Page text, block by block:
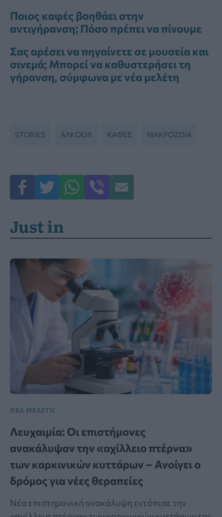
Ποιος καφές βοηθάει στην
αντιγήρανση; Πόσο πρέπει να πίνουμε
Σας αρέσει να πηγαίνετε σε μουσεία και
σινεμά; Μπορεί να καθυστερήσει τη
γήρανση, σύμφωνα με νέα μελέτη
STORIES ΑΛΚΟΌΛ ΚΑΦΕΣ ΜΑΚΡΟΖΩΙΑ
Just in
ΝΕΑ ΜΕΛΕΤΗ
Λευχαιμία: Οι επιστήμονες
ανακάλυψαν την «αχίλλειο πτέρνα»
των καρκινικών κυττάρων – Ανοίγει ο
δρόμος για νέες θεραπείες
Νέα επιστημονική ανακάλυψη εντόπισε την